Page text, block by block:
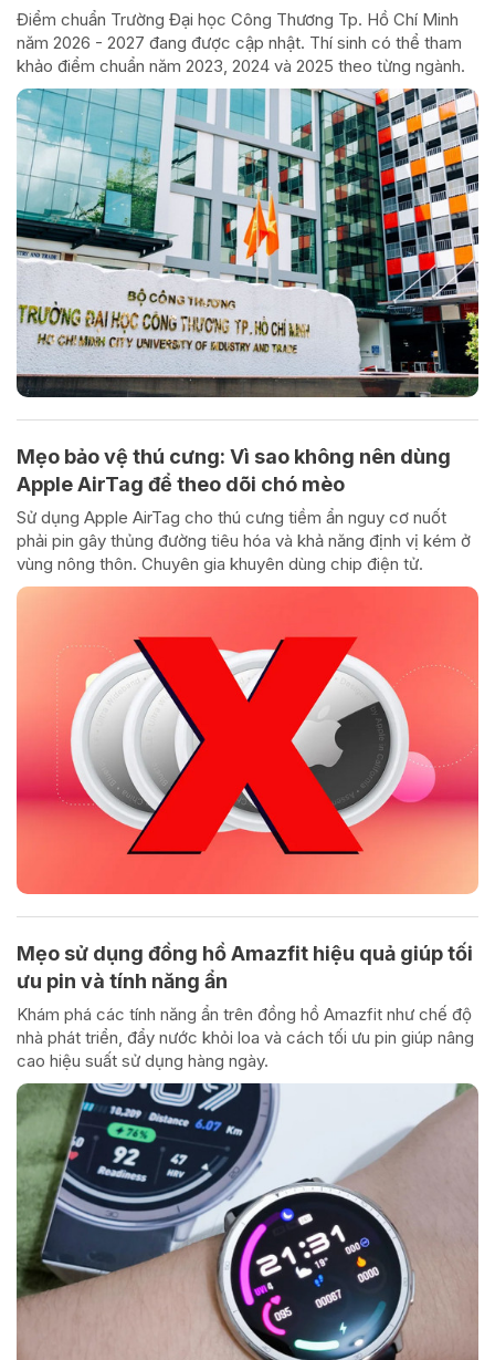
Điểm chuẩn Trường Đại học Công Thương Tp. Hồ Chí Minh
năm 2026 - 2027 đang được cập nhật. Thí sinh có thể tham
khảo điểm chuẩn năm 2023, 2024 và 2025 theo từng ngành.
Mẹo bảo vệ thú cưng: Vì sao không nên dùng
Apple AirTag để theo dõi chó mèo
Sử dụng Apple AirTag cho thú cưng tiềm ẩn nguy cơ nuốt
phải pin gây thủng đường tiêu hóa và khả năng định vị kém ở
vùng nông thôn. Chuyên gia khuyên dùng chip điện tử.
Mẹo sử dụng đồng hồ Amazfit hiệu quả giúp tối
ưu pin và tính năng ẩn
Khám phá các tính năng ẩn trên đồng hồ Amazfit như chế độ
nhà phát triển, đẩy nước khỏi loa và cách tối ưu pin giúp nâng
cao hiệu suất sử dụng hàng ngày.